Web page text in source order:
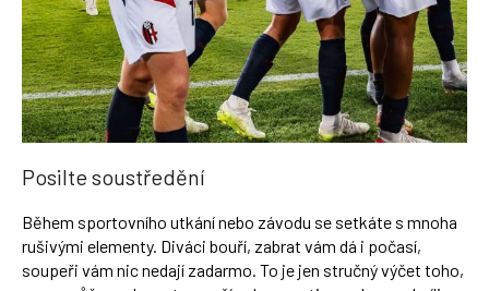
Posilte soustředění
Během sportovního utkání nebo závodu se setkáte s mnoha
rušivými elementy. Diváci bouří, zabrat vám dá i počasí,
soupeři vám nic nedají zadarmo. To je jen stručný výčet toho,